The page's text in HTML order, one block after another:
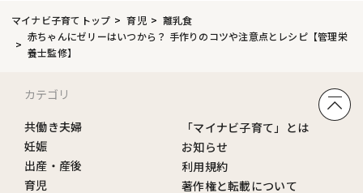
マイナビ子育てトップ 育児
離乳食
赤ちゃんにゼリーはいつから？ 手作りのコツや注意点とレシピ【管理栄
養士監修】
カテゴリ
共働き夫婦
妊娠
出産・産後
育児
「マイナビ子育て」とは
お知らせ
利用規約
著作権と転載について